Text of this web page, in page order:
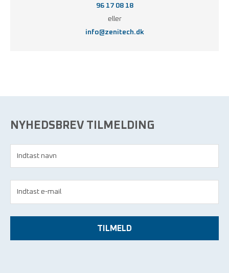
96 17 08 18
eller
info@zenitech.dk
NYHEDSBREV TILMELDING
TILMELD